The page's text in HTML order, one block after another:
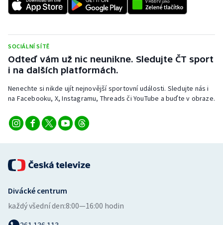
Sportovní střelba
Triatlon
Vodní slalom
Volejbal
SOCIÁLNÍ SÍTĚ
Odteď vám už nic neunikne. Sledujte ČT sport
i na dalších platformách.
Nenechte si nikde ujít nejnovější sportovní události. Sledujte nás i
na Facebooku, X, Instagramu, Threads či YouTube a buďte v obraze.
Divácké centrum
každý všední den:8:00—16:00 hodin